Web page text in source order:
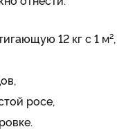
12 кг с 1 м²,
росе,